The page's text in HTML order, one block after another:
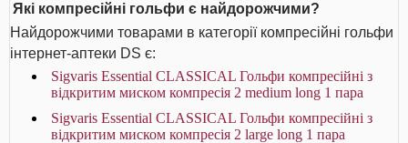
Які компресійні гольфи є найдорожчими?
Найдорожчими товарами в категорії компресійні гольфи
інтернет-аптеки DS є:
Sigvaris Essential CLASSICAL Гольфи компресійні з
відкритим миском компресія 2 medium long 1 пара
Sigvaris Essential CLASSICAL Гольфи компресійні з
відкритим миском компресія 2 large long 1 пара